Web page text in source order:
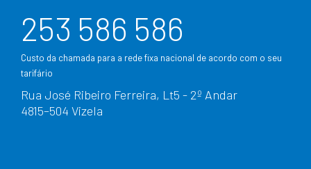
253 586 586
Custo da chamada para a rede fixa nacional de acordo com o seu
tarifário
Rua José Ribeiro Ferreira, Lt5 - 2º Andar
4815–504 Vizela